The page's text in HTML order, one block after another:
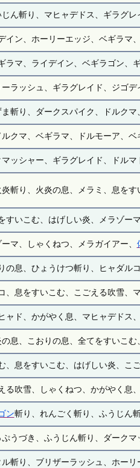
ん斬り、マヒャデドス、ギラグレ
イン、ホーリーエッジ、ベギラマ
マ、ライデイン、ベギラゴン、ギ
ラッシュ、ギラグレイド、ジゴデ
斬り、ダークスパイク、ドルクマ
クマ、ベギラマ、ドルモーア、ベ
ッシャー、ギラグレイド、ドルマ
斬り、火炎の息、メラミ、息をす
いこむ、はげしい炎、メラゾーマ
マ、しゃくねつ、メラガイアー、
の息、ひょうけつ斬り、ヒャダル
息をすいこむ、こごえる吹雪、マ
ド、かがやく息、マヒャデドス、
息、こおりの息、全てをすいこむ
息をすいこむ、はげしい炎、こご
吹雪、しゃくねつ、かがやく息、
ン斬り、れんごく斬り、ふうじん
うづき、ふうじん斬り、ダーク
斬り、ブリザーラッシュ、ホー